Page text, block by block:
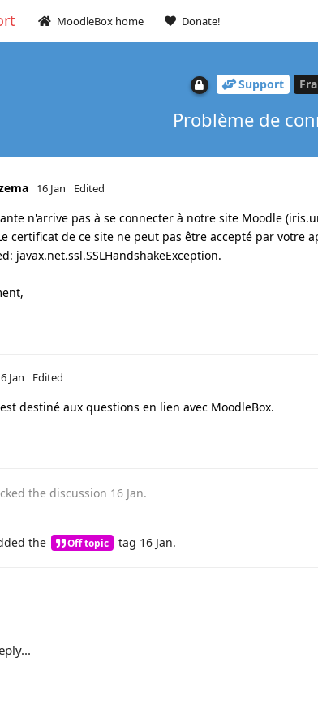
MoodleBox home Donate!
Support
Problème de
16 Jan Edited
n'arrive pas à se connecter à notre site Moodle
certificat de ce site ne peut pas être accepté par votre
javax.net.ssl.SSLHandshakeException.
Jan Edited
destiné aux questions en lien avec MoodleBox.
the discussion 16 Jan.
the Off topic tag 16 Jan.